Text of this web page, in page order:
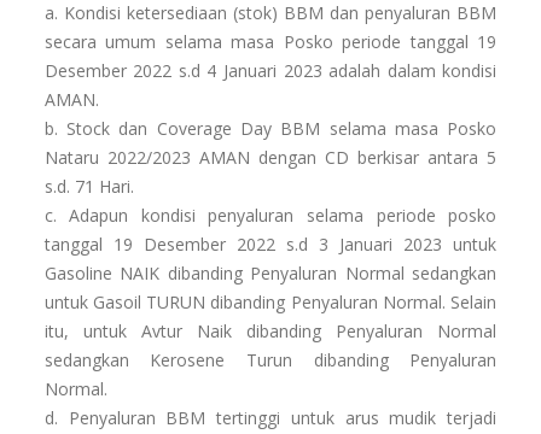
a. Kondisi ketersediaan (stok) BBM dan penyaluran BBM
secara umum selama masa Posko periode tanggal 19
Desember 2022 s.d 4 Januari 2023 adalah dalam kondisi
AMAN.
b. Stock dan Coverage Day BBM selama masa Posko
Nataru 2022/2023 AMAN dengan CD berkisar antara 5
s.d. 71 Hari.
c. Adapun kondisi penyaluran selama periode posko
tanggal 19 Desember 2022 s.d 3 Januari 2023 untuk
Gasoline NAIK dibanding Penyaluran Normal sedangkan
untuk Gasoil TURUN dibanding Penyaluran Normal. Selain
itu, untuk Avtur Naik dibanding Penyaluran Normal
sedangkan Kerosene Turun dibanding Penyaluran
Normal.
d. Penyaluran BBM tertinggi untuk arus mudik terjadi